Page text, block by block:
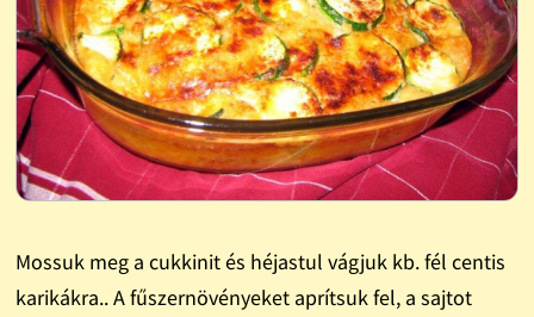
Mossuk meg a cukkinit és héjastul vágjuk kb. fél centis
karikákra.. A fűszernövényeket aprítsuk fel, a sajtot